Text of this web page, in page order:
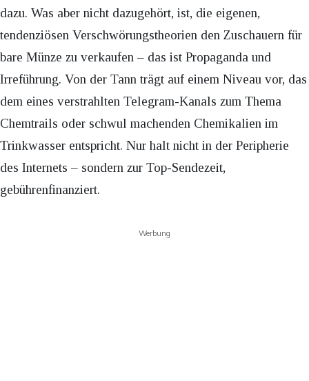
dazu. Was aber nicht dazugehört, ist, die eigenen,
tendenziösen Verschwörungstheorien den Zuschauern für
bare Münze zu verkaufen – das ist Propaganda und
Irreführung. Von der Tann trägt auf einem Niveau vor, das
dem eines verstrahlten Telegram-Kanals zum Thema
Chemtrails oder schwul machenden Chemikalien im
Trinkwasser entspricht. Nur halt nicht in der Peripherie
des Internets – sondern zur Top-Sendezeit,
gebührenfinanziert.
Werbung